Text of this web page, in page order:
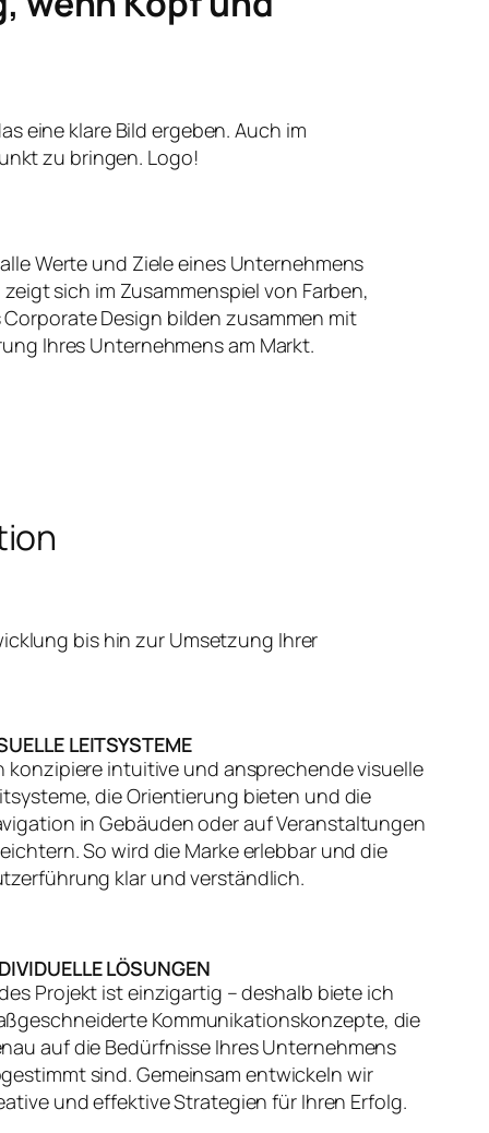
eine klare Bild ergeben. Auch im
zu bringen. Logo!
Werte und Ziele eines Unternehmens
sich im Zusammenspiel von Farben,
Design bilden zusammen mit
Ihres Unternehmens am Markt.
bis hin zur Umsetzung Ihrer
LEITSYSTEME
konzipiere intuitive und ansprechende visuelle
die Orientierung bieten und die
in Gebäuden oder auf Veranstaltungen
So wird die Marke erlebbar und die
klar und verständlich.
LÖSUNGEN
Projekt ist einzigartig – deshalb biete ich
Kommunikationskonzepte, die
auf die Bedürfnisse Ihres Unternehmens
sind. Gemeinsam entwickeln wir
und effektive Strategien für Ihren Erfolg.